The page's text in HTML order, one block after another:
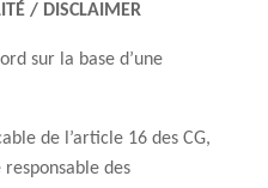
/ DISCLAIMER
sur la base d’une
de l’article 16 des CG,
des